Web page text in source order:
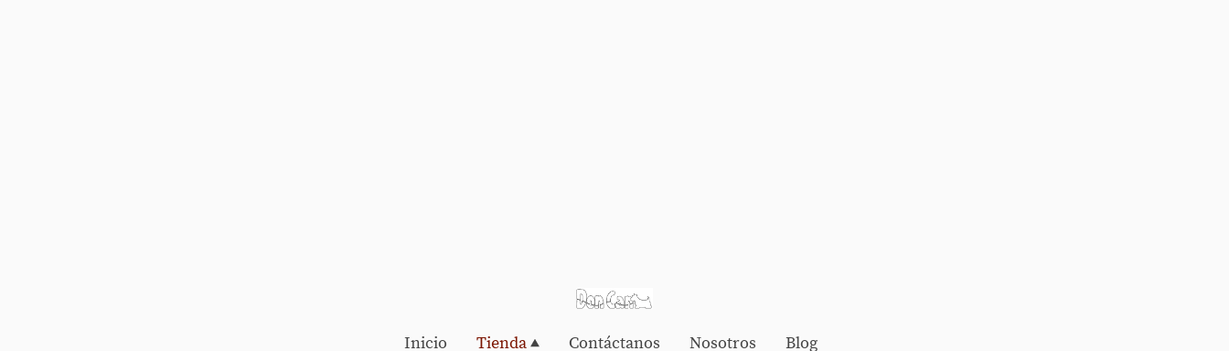
Inicio Tienda Contáctanos Nosotros Blog